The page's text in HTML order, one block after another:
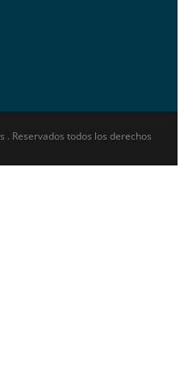
. Reservados todos los derechos